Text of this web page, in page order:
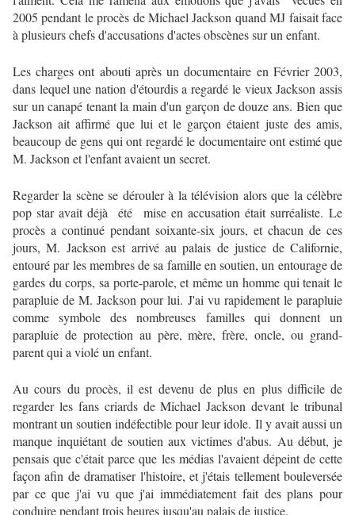
2005 pendant le procès de Michael Jackson quand MJ faisait face
à plusieurs chefs d'accusations d'actes obscènes sur un enfant.
Les charges ont abouti après un documentaire en Février 2003,
dans lequel une nation d'étourdis a regardé le vieux Jackson assis
sur un canapé tenant la main d'un garçon de douze ans. Bien que
Jackson ait affirmé que lui et le garçon étaient juste des amis,
beaucoup de gens qui ont regardé le documentaire ont estimé que
M. Jackson et l'enfant avaient un secret.
Regarder la scène se dérouler à la télévision alors que la célèbre
pop star avait déjà été mise en accusation était surréaliste. Le
procès a continué pendant soixante-six jours, et chacun de ces
jours, M. Jackson est arrivé au palais de justice de Californie,
entouré par les membres de sa famille en soutien, un entourage de
gardes du corps, sa porte-parole, et même un homme qui tenait le
parapluie de M. Jackson pour lui. J'ai vu rapidement le parapluie
comme symbole des nombreuses familles qui donnent un
parapluie de protection au père, mère, frère, oncle, ou grand-
parent qui a violé un enfant.
Au cours du procès, il est devenu de plus en plus difficile de
regarder les fans criards de Michael Jackson devant le tribunal
montrant un soutien indéfectible pour leur idole. Il y avait aussi un
manque inquiétant de soutien aux victimes d'abus. Au début, je
pensais que c'était parce que les médias l'avaient dépeint de cette
façon afin de dramatiser l'histoire, et j'étais tellement bouleversée
par ce que j'ai vu que j'ai immédiatement fait des plans pour
conduire pendant trois heures jusqu'au palais de justice.